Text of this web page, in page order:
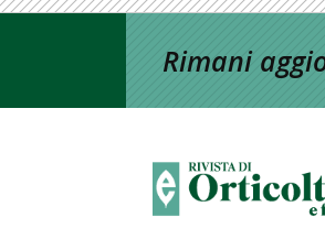
Rimani